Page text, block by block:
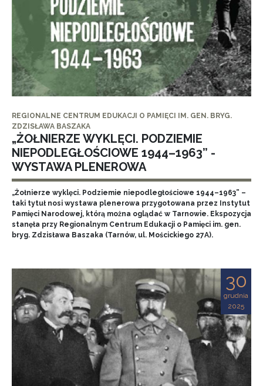
REGIONALNE CENTRUM EDUKACJI O PAMIĘCI IM. GEN. BRYG.
ZDZISŁAWA BASZAKA
„ŻOŁNIERZE WYKLĘCI. PODZIEMIE
NIEPODLEGŁOŚCIOWE 1944–1963” -
WYSTAWA PLENEROWA
„Żołnierze wyklęci. Podziemie niepodległościowe 1944–1963” –
taki tytuł nosi wystawa plenerowa przygotowana przez Instytut
Pamięci Narodowej, którą można oglądać w Tarnowie. Ekspozycja
stanęła przy Regionalnym Centrum Edukacji o Pamięci im. gen.
bryg. Zdzisława Baszaka (Tarnów, ul. Mościckiego 27A).
30
grudnia
2025